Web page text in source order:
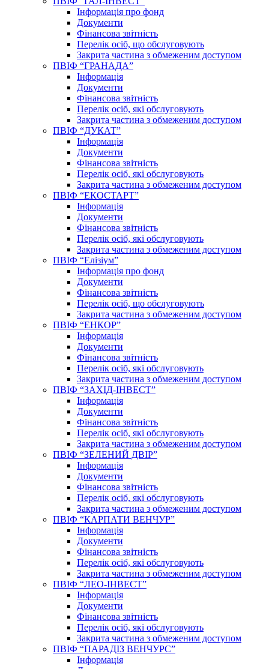
Інформація про фонд
Документи
Фінансова звітність
Перелік осіб, що обслуговують
Закрита частина з обмеженим доступом
ПВІФ “ГРАНАДА”
Інформація
Документи
Фінансова звітність
Перелік осіб, які обслуговують
Закрита частина з обмеженим доступом
ПВІФ “ДУКАТ”
Інформація
Документи
Фінансова звітність
Перелік осіб, які обслуговують
Закрита частина з обмеженим доступом
ПВІФ “ЕКОСТАРТ”
Інформація
Документи
Фінансова звітність
Перелік осіб, які обслуговують
Закрита частина з обмеженим доступом
ПВІФ “Елізіум”
Інформація про фонд
Документи
Фінансова звітність
Перелік осіб, що обслуговують
Закрита частина з обмеженим доступом
ПВІФ “ЕНКОР”
Інформація
Документи
Фінансова звітність
Перелік осіб, які обслуговують
Закрита частина з обмеженим доступом
ПВІФ “ЗАХІД-ІНВЕСТ”
Інформація
Документи
Фінансова звітність
Перелік осіб, які обслуговують
Закрита частина з обмеженим доступом
ПВІФ “ЗЕЛЕНИЙ ДВІР”
Інформація
Документи
Фінансова звітність
Перелік осіб, які обслуговують
Закрита частина з обмеженим доступом
ПВІФ “КАРПАТИ ВЕНЧУР”
Інформація
Документи
Фінансова звітність
Перелік осіб, які обслуговують
Закрита частина з обмеженим доступом
ПВІФ “ЛЕО-ІНВЕСТ”
Інформація
Документи
Фінансова звітність
Перелік осіб, які обслуговують
Закрита частина з обмеженим доступом
ПВІФ “ПАРАДІЗ ВЕНЧУРС”
Інформація